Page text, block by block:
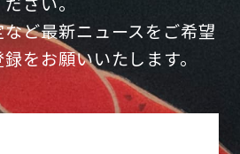
ど最新ニュースをご希望
をお願いいたします。